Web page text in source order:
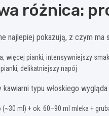
różnica:
najlepiej pokazują, z czym ma
więcej pianki, intensywniejszy
delikatniejszy napój
typu włoskiego
(~30 ml) + ok. 60–90 ml mleka +